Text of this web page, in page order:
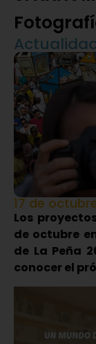
17 de
Los
de octubre
de La Peña
conocer el